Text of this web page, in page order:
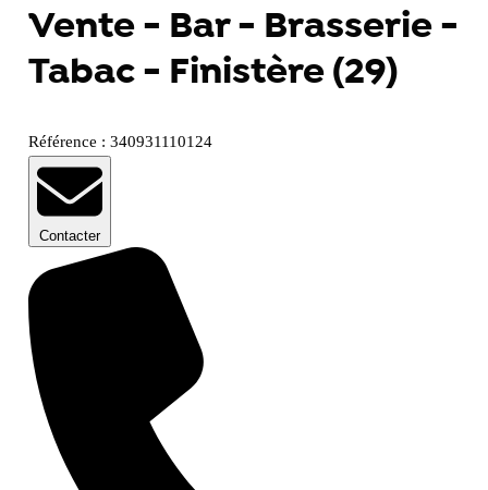
Vente - Bar - Brasserie -
Tabac - Finistère (29)
Référence : 340931110124
Contacter